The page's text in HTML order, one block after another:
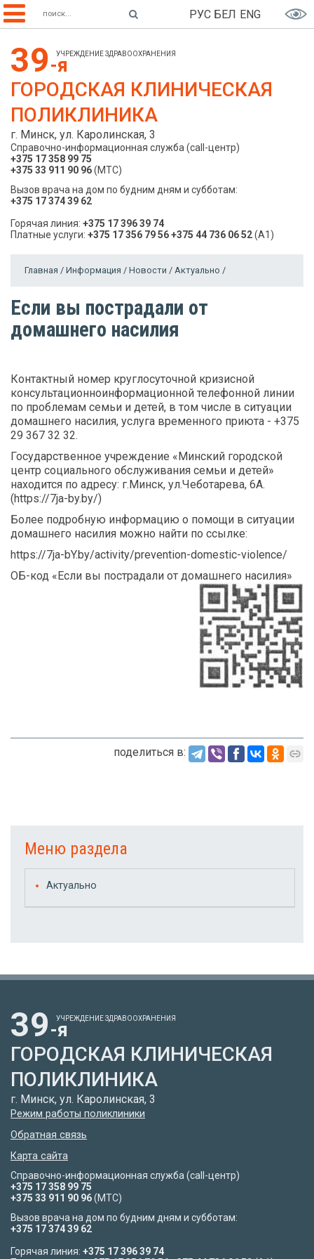
РУС БЕЛ ENG
39-я
УЧРЕЖДЕНИЕ ЗДРАВООХРАНЕНИЯ
ГОРОДСКАЯ КЛИНИЧЕСКАЯ
ПОЛИКЛИНИКА
г. Минск, ул. Каролинская, 3
Справочно-информационная служба (call-центр)
+375 17 358 99 75
+375 33 911 90 96(МТС)
Вызов врача на дом по будним дням и субботам:
+375 17 374 39 62
Горячая линия: +375 17 396 39 74
Платные услуги: +375 17 356 79 56+375 44 736 06 52(A1)
Главная / Информация / Новости / Актуально /
Если вы пострадали от
домашнего насилия
Контактный номер круглосуточной кризисной
консультационно­информационной телефонной линии
по проблемам семьи и детей, в том числе в ситуации
домашнего насилия, услуга временного приюта - +375
29 367 32 32.
Государственное учреждение «Минский городской
центр социального обслуживания семьи и детей»
находится по адресу: г.Минск, ул.Чеботарева, 6А.
(https://7ja-by.by/)
Более подробную информацию о помощи в ситуации
домашнего насилия можно найти по ссылке:
https://7ja-bY.by/activity/prevention-domestic-violence/
ОБ-код «Если вы пострадали от домашнего насилия»
поделиться в:
Меню раздела
Актуально
39-я
УЧРЕЖДЕНИЕ ЗДРАВООХРАНЕНИЯ
ГОРОДСКАЯ КЛИНИЧЕСКАЯ
ПОЛИКЛИНИКА
г. Минск, ул. Каролинская, 3
Режим работы поликлиники
Обратная связь
Карта сайта
Справочно-информационная служба (call-центр)
+375 17 358 99 75
+375 33 911 90 96(МТС)
Вызов врача на дом по будним дням и субботам:
+375 17 374 39 62
Горячая линия: +375 17 396 39 74